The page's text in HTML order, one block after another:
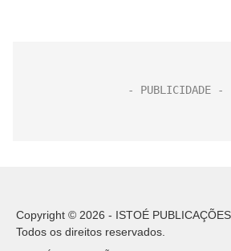
Copyright © 2026 - ISTOÉ
Todos os direitos reservados.